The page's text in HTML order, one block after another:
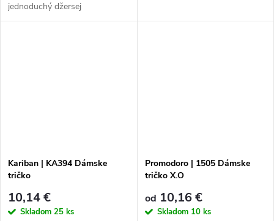
jednoduchý džersej
Kariban | KA394 Dámske
tričko
10,14 €
Skladom 25 ks
Promodoro | 1505 Dámske
tričko X.O
od 10,16 €
Skladom 10 ks